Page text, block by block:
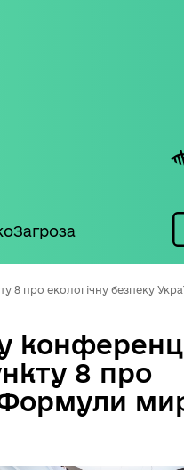
8 про екологічну безпеку
8 про
Формули